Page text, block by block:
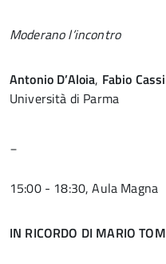
Moderano l’incontro
Antonio D’Aloia, Fabio
Università di Parma
15:00 - 18:30, Aula Magna
IN RICORDO DI MARIO